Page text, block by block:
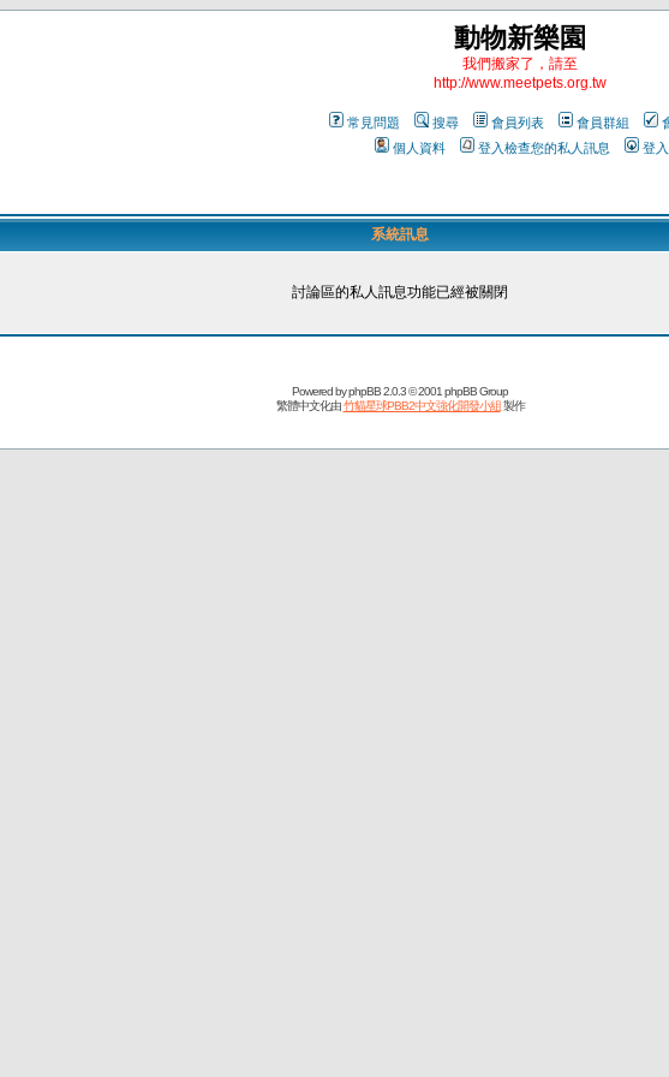
動物新樂園
我們搬家了，請至
http://www.meetpets.org.tw
常見問題 搜尋 會員列表 會員群組
個人資料
登入檢查您的私人訊息 登入
系統訊息
討論區的私人訊息功能已經被關閉
Powered byphpBB2.0.3 © 2001 phpBB Group
繁體中文化由竹貓星球PBB2中文強化開發小組製作